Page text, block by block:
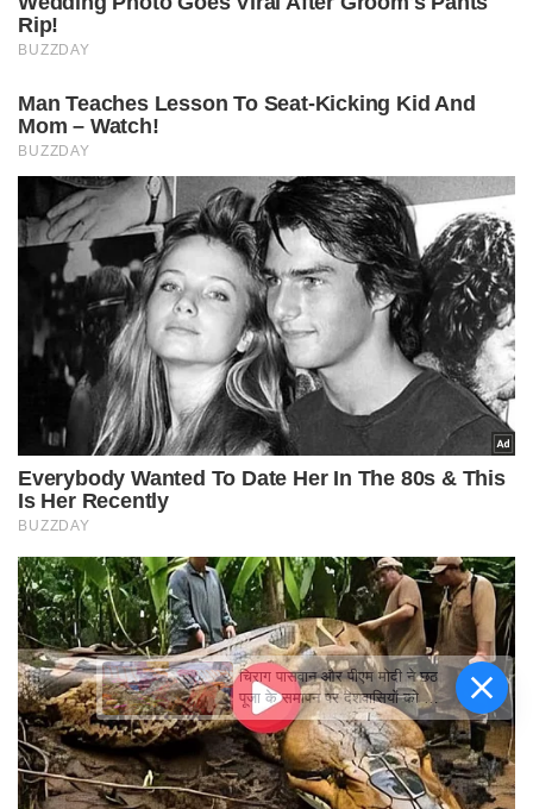
चिराग पासवान और पीएम मोदी ने छठ
पूजा के समापन पर देशवासियों को दी
शुभकामनाएं, छठी मैया से देश की
समृद्धि की कामना की